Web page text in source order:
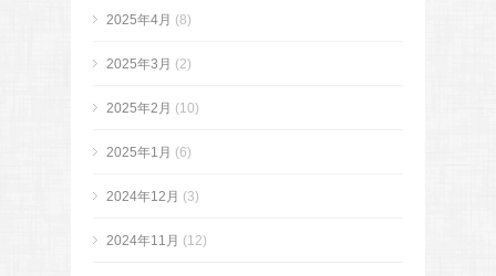
2025年4月 (8)
2025年3月 (2)
2025年2月 (10)
2025年1月 (6)
2024年12月 (3)
2024年11月 (12)